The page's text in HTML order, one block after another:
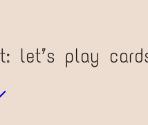
let’s play